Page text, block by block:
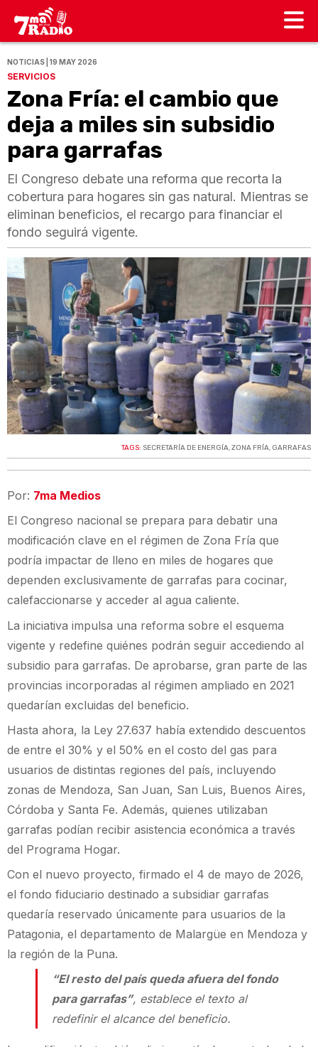
NOTICIAS | 19 MAY 2026
SERVICIOS
Zona Fría: el cambio que
deja a miles sin subsidio
para garrafas
El Congreso debate una reforma que recorta la
cobertura para hogares sin gas natural. Mientras se
eliminan beneficios, el recargo para financiar el
fondo seguirá vigente.
TAGS: SECRETARÍA DE ENERGÍA,ZONA FRÍA, GARRAFAS
Por: 7ma Medios
El Congreso nacional se prepara para debatir una
modificación clave en el régimen de Zona Fría que
podría impactar de lleno en miles de hogares que
dependen exclusivamente de garrafas para cocinar,
calefaccionarse y acceder al agua caliente.
La iniciativa impulsa una reforma sobre el esquema
vigente y redefine quiénes podrán seguir accediendo al
subsidio para garrafas. De aprobarse, gran parte de las
provincias incorporadas al régimen ampliado en 2021
quedarían excluidas del beneficio.
Hasta ahora, la Ley 27.637 había extendido descuentos
de entre el 30% y el 50% en el costo del gas para
usuarios de distintas regiones del país, incluyendo
zonas de Mendoza, San Juan, San Luis, Buenos Aires,
Córdoba y Santa Fe. Además, quienes utilizaban
garrafas podían recibir asistencia económica a través
del Programa Hogar.
Con el nuevo proyecto, firmado el 4 de mayo de 2026,
el fondo fiduciario destinado a subsidiar garrafas
quedaría reservado únicamente para usuarios de la
Patagonia, el departamento de Malargüe en Mendoza y
la región de la Puna.
“El resto del país queda afuera del fondo
para garrafas”, establece el texto al
redefinir el alcance del beneficio.